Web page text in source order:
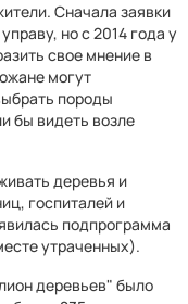
Сначала заявки
но с 2014 года у
свое мнение в
могут
породы
бы видеть возле
деревья и
госпиталей и
подпрограмма
утраченных).
деревьев" было